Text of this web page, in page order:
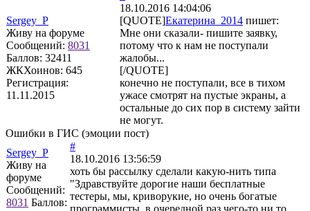
Sergey_P
Живу на форуме
Сообщений: 8031
Баллов: 32411
ЖКХоинов: 645
Регистрация:
11.11.2015
18.10.2016 14:04:06
[QUOTE]Екатерина_2014 пишет:
Мне они сказали- пишите заявку,
потому что к нам не поступали
жалобы...
[/QUOTE]
конечно не поступали, все в тихом
ужасе смотрят на пустые экраны, а
остальные до сих пор в систему зайти
не могут.
Ошибки в ГИС (эмоции пост)
Sergey_P
Живу на
форуме
Сообщений:
8031 Баллов:
#
18.10.2016 13:56:59
хоть бы рассылку сделали какую-нить типа
"Здравствуйте дорогие наши бесплатные
тестеры, мы, криворукие, но очень богатые
программисты, в очередной раз чего-то ни то